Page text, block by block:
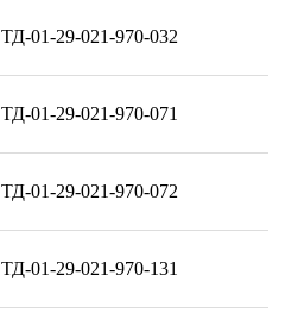
ТД-01-29-021-970-032
ТД-01-29-021-970-071
ТД-01-29-021-970-072
ТД-01-29-021-970-131